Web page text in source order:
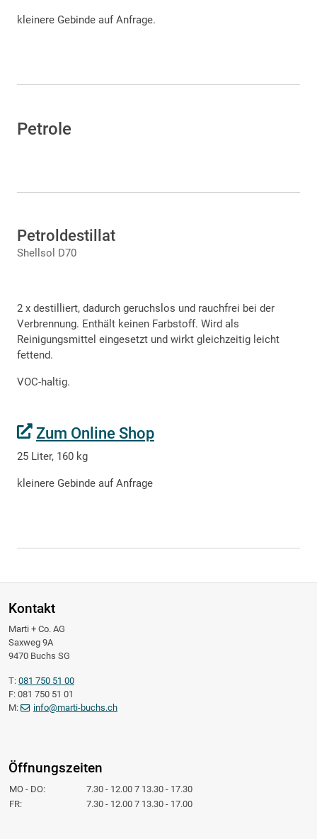
kleinere Gebinde auf Anfrage.
Petrole
Petroldestillat
Shellsol D70
2 x destilliert, dadurch geruchslos und rauchfrei bei der
Verbrennung. Enthält keinen Farbstoff. Wird als
Reinigungsmittel eingesetzt und wirkt gleichzeitig leicht
fettend.
VOC-haltig.
Zum Online Shop
25 Liter, 160 kg
kleinere Gebinde auf Anfrage
Kontakt
Marti + Co. AG
Saxweg 9A
9470 Buchs SG
T: 081 750 51 00
F: 081 750 51 01
M:
info@marti-buchs.ch
Öffnungszeiten
MO - DO:
7.30 - 12.00 7 13.30 - 17.30
FR:
7.30 - 12.00 7 13.30 - 17.00